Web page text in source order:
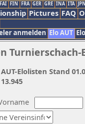
FAI FIN FRA GER GRE INA ITA JPN
Pictures FAQ
anmelden Elo AUT
AUT-Elolisten Stand
13.945